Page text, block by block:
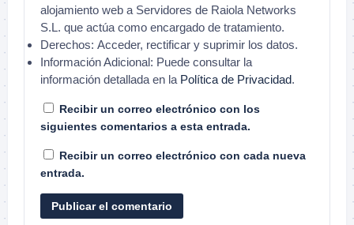
alojamiento web a Servidores de Raiola Networks
S.L. que actúa como encargado de tratamiento.
Derechos: Acceder, rectificar y suprimir los datos.
Información Adicional: Puede consultar la
información detallada en la Política de Privacidad.
Recibir un correo electrónico con los
siguientes comentarios a esta entrada.
Recibir un correo electrónico con cada nueva
entrada.